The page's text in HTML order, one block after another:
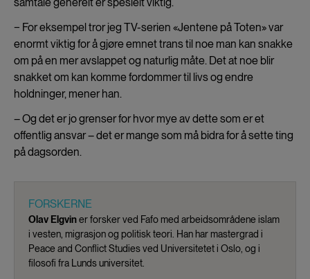
− For eksempel tror jeg TV-serien «Jentene på Toten» var
enormt viktig for å gjøre emnet trans til noe man kan snakke
om på en mer avslappet og naturlig måte. Det at noe blir
snakket om kan komme fordommer til livs og endre
holdninger, mener han.
– Og det er jo grenser for hvor mye av dette som er et
offentlig ansvar – det er mange som må bidra for å sette ting
på dagsorden.
FORSKERNE
Olav Elgviner forsker ved Fafo med arbeidsområdene islam
i vesten, migrasjon og politisk teori. Han har mastergrad i
Peace and Conflict Studies ved Universitetet i Oslo, og i
filosofi fra Lunds universitet.